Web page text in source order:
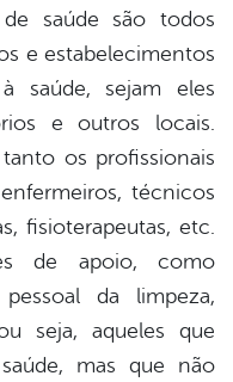
de saúde são todos
e estabelecimentos
saúde, sejam eles
e outros locais.
os profissionais
técnicos
fisioterapeutas, etc.
de apoio, como
pessoal da limpeza,
seja, aqueles que
mas que não